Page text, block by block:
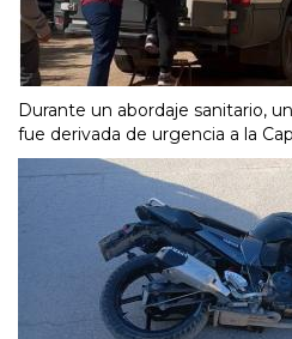
Durante un abordaje sanitario,
fue derivada de urgencia a la